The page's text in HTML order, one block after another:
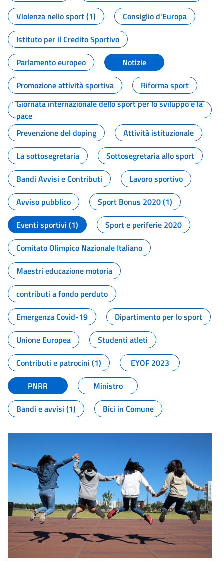
Violenza nello sport (1)
Consiglio d'Europa
Istituto per il Credito Sportivo
Parlamento europeo
Notizie
Promozione attività sportiva
Riforma sport
Giornata internazionale dello sport per lo sviluppo e la
pace
Prevenzione del doping
Attività istituzionale
La sottosegretaria
Sottosegretaria allo sport
Bandi Avvisi e Contributi
Lavoro sportivo
Avviso pubblico
Sport Bonus 2020 (1)
Eventi sportivi (1)
Sport e periferie 2020
Comitato Olimpico Nazionale Italiano
Maestri educazione motoria
contributi a fondo perduto
Emergenza Covid-19
Dipartimento per lo sport
Unione Europea
Studenti atleti
Contributi e patrocini (1)
EYOF 2023
PNRR
Ministro
Bandi e avvisi (1)
Bici in Comune